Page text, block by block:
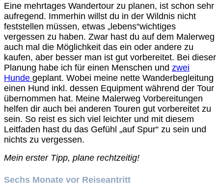
Eine mehrtages Wandertour zu planen, ist schon sehr
aufregend. Immerhin willst du in der Wildnis nicht
feststellen müssen, etwas „lebens“wichtiges
vergessen zu haben. Zwar hast du auf dem Malerweg
auch mal die Möglichkeit das ein oder andere zu
kaufen, aber besser man ist gut vorbereitet. Bei dieser
Planung habe ich für einen Menschen und zwei
Hunde geplant. Wobei meine nette Wanderbegleitung
einen Hund inkl. dessen Equipment während der Tour
übernommen hat. Meine Malerweg Vorbereitungen
helfen dir auch bei anderen Touren gut vorbereitet zu
sein. So reist es sich viel leichter und mit diesem
Leitfaden hast du das Gefühl „auf Spur“ zu sein und
nichts zu vergessen.
Mein erster Tipp, plane rechtzeitig!
Sechs Monate vor Reiseantritt